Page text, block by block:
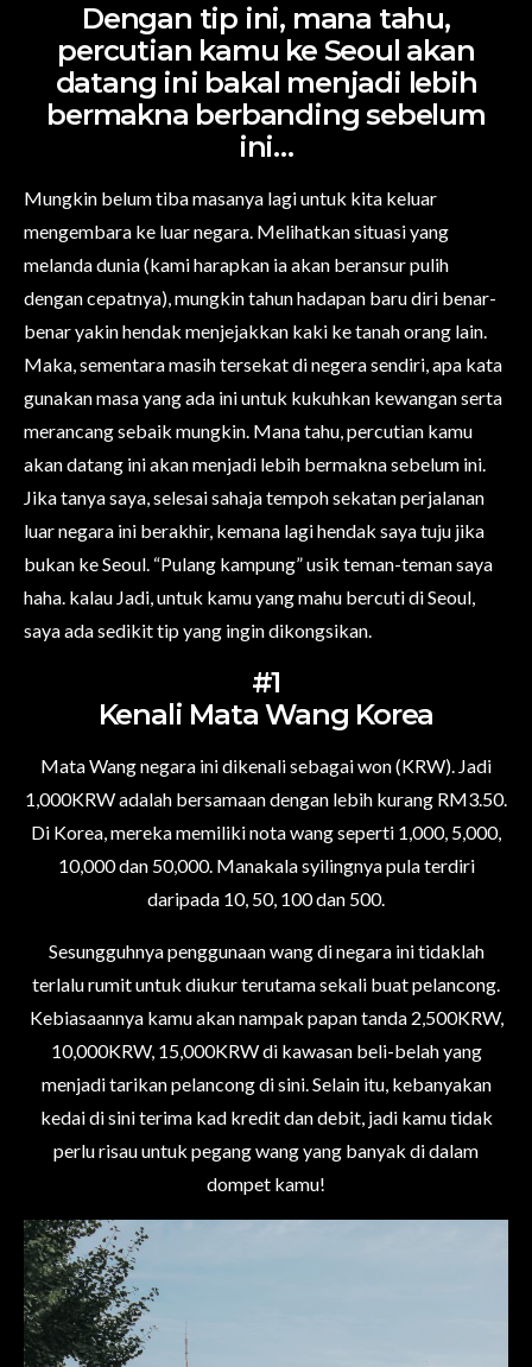
Dengan tip ini, mana tahu,
percutian kamu ke Seoul akan
datang ini bakal menjadi lebih
bermakna berbanding sebelum
ini…
Mungkin belum tiba masanya lagi untuk kita keluar
mengembara ke luar negara. Melihatkan situasi yang
melanda dunia (kami harapkan ia akan beransur pulih
dengan cepatnya), mungkin tahun hadapan baru diri benar-
benar yakin hendak menjejakkan kaki ke tanah orang lain.
Maka, sementara masih tersekat di negera sendiri, apa kata
gunakan masa yang ada ini untuk kukuhkan kewangan serta
merancang sebaik mungkin. Mana tahu, percutian kamu
akan datang ini akan menjadi lebih bermakna sebelum ini.
Jika tanya saya, selesai sahaja tempoh sekatan perjalanan
luar negara ini berakhir, kemana lagi hendak saya tuju jika
bukan ke Seoul. “Pulang kampung” usik teman-teman saya
haha. kalau Jadi, untuk kamu yang mahu bercuti di Seoul,
saya ada sedikit tip yang ingin dikongsikan.
#1
Kenali Mata Wang Korea
Mata Wang negara ini dikenali sebagai won (KRW). Jadi
1,000KRW adalah bersamaan dengan lebih kurang RM3.50.
Di Korea, mereka memiliki nota wang seperti 1,000, 5,000,
10,000 dan 50,000. Manakala syilingnya pula terdiri
daripada 10, 50, 100 dan 500.
Sesungguhnya penggunaan wang di negara ini tidaklah
terlalu rumit untuk diukur terutama sekali buat pelancong.
Kebiasaannya kamu akan nampak papan tanda 2,500KRW,
10,000KRW, 15,000KRW di kawasan beli-belah yang
menjadi tarikan pelancong di sini. Selain itu, kebanyakan
kedai di sini terima kad kredit dan debit, jadi kamu tidak
perlu risau untuk pegang wang yang banyak di dalam
dompet kamu!